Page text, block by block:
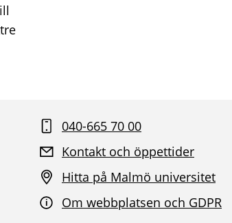
040-665 70 00
Kontakt och öppettider
Hitta på Malmö universitet
Om webbplatsen och GDPR